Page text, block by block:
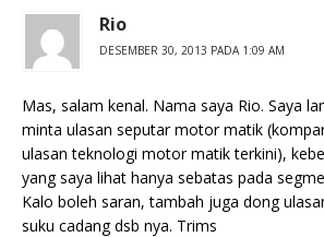
Rio
DESEMBER 30, 2013 PADA 1:09 AM
Mas, salam kenal. Nama saya Rio. Saya
minta ulasan seputar motor matik
ulasan teknologi motor matik terkini),
yang saya lihat hanya sebatas pada
Kalo boleh saran, tambah juga dong
suku cadang dsb nya. Trims